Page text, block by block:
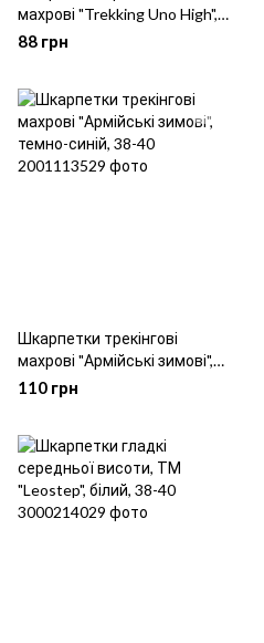
махрові "Trekking Uno High",
чорний, 38-40
88 грн
Шкарпетки трекінгові
махрові "Армійські зимові",
темно-синій, 38-40
110 грн